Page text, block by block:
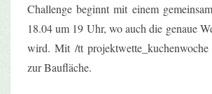
Challenge beginnt mit einem
18.04 um 19 Uhr, wo auch die genaue
wird. Mit /tt
zur Baufläche.